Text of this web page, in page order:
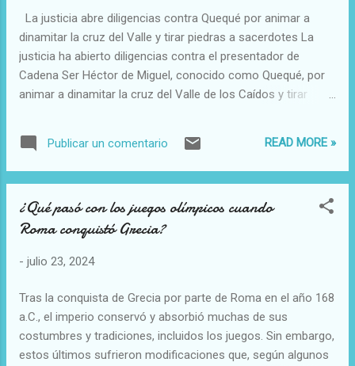
La justicia abre diligencias contra Quequé por animar a
dinamitar la cruz del Valle y tirar piedras a sacerdotes La
justicia ha abierto diligencias contra el presentador de
Cadena Ser Héctor de Miguel, conocido como Quequé, por
animar a dinamitar la cruz del Valle de los Caídos y tirar
Cristianos 22/07/24 4:47 PM (AACC/InfoCatólica) La juez
pide al investigado que designe abogado y procurador para
ser citado a declarar y reclama a la Cadena Ser las
presentada por la Fundación Española de Abogados
Cristianos que acusa al presentador de un delito de
recogido en el artículo 510.1 a) del Código Penal. Quequé
la Cruz del Valle de los Caídos para volarla por los aires, si
puede ser un domingo, mejor, que hay más gente». La
presidenta de Abogados Cristianos, Polo...
Publicar un comentario READ MORE »
¿Qué pasó con los juegos olímpicos cuando
Roma conquistó Grecia?
- julio 23, 2024
Tras la conquista de Grecia por parte de Roma en el año 168
a.C., el imperio conservó y absorbió muchas de sus
costumbres y tradiciones, incluidos los juegos. Sin embargo,
estos últimos sufrieron modificaciones que, según algunos